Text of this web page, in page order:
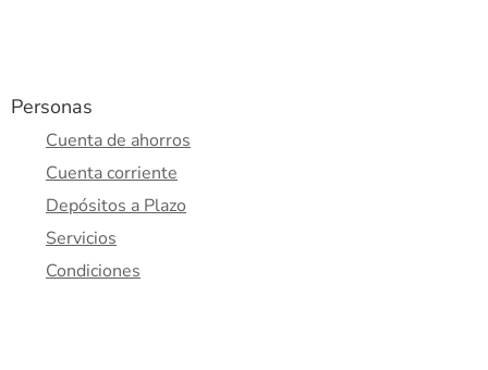
Personas
Cuenta de ahorros
Cuenta corriente
Depósitos a Plazo
Servicios
Condiciones